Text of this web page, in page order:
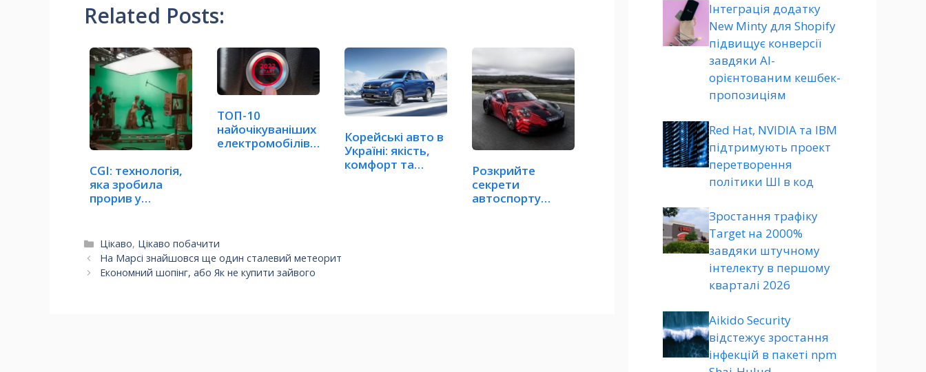
Related Posts:
CGI: технологія,
яка зробила
прорив у
ТОП-10
найочікуваніших
електромобілів у
Корейські авто в
Україні: якість,
комфорт та
Розкрийте
секрети
автоспорту
Категорії
Цікаво, Цікаво побачити
На Марсі знайшовся ще один сталевий метеорит
Економний шопінг, або Як не купити зайвого
Інтеграція додатку
New Minty для Shopify
підвищує конверсії
завдяки AI-
орієнтованим кешбек-
пропозиціям
Red Hat, NVIDIA та IBM
підтримують проект
перетворення
політики ШІ в код
Зростання трафіку
Target на 2000%
завдяки штучному
інтелекту в першому
кварталі 2026
Aikido Security
відстежує зростання
інфекцій в пакеті npm